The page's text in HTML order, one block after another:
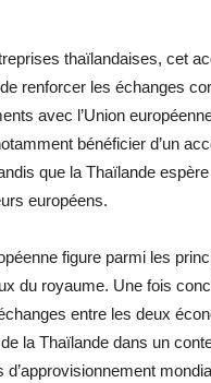
thaïlandaises, cet
renforcer les échanges
avec l’Union
bénéficier d’un
que la Thaïlande
européens.
figure parmi les
du royaume. Une fois
entre les deux
de la Thaïlande dans un
d’approvisionnement